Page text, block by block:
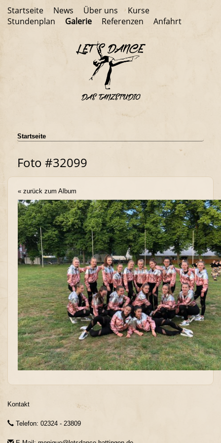
Startseite News Über uns
Kurse
Stundenplan
Galerie Referenzen Anfahrt
Startseite
Foto #32099
« zurück zum Album
Kontakt
Telefon: 02324 - 23809